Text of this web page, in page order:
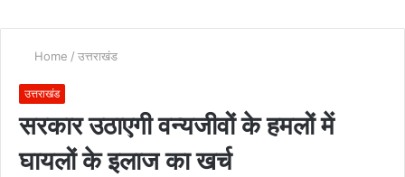
Home / उत्तराखंड
उत्तराखंड
सरकार उठाएगी वन्यजीवों के हमलों में
घायलों के इलाज का खर्च